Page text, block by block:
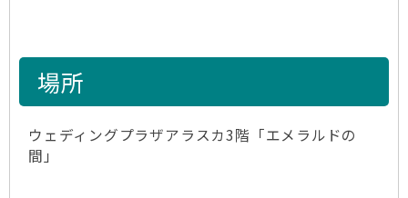
場所
ウェディングプラザアラスカ3階「エメラルドの
間」